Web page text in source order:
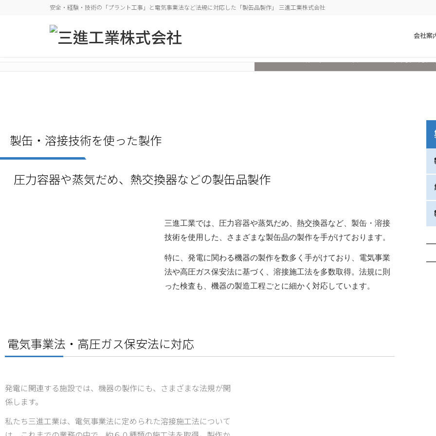
安全・経験・技術の「プラント工事」と電気事業法など法規に対応した「製缶品製作」 三進工業株式会社
会社案
製缶・溶接技術を使った製作
圧力容器や蒸気だめ、熱交換器などの製缶品製作​​
三進工業では、圧力容器や蒸気だめ、熱交換器など、製缶・溶接
技術を使用した、さまざまな製缶品の製作を手がけております。
特に、発電に関わる機器の製作を数多く手がけており、電気事業
法や高圧ガス保安法に基づく、溶接施工法を多数取得。法規に則
った検査も、機器の製造工程ごとに細かく対応しています。
電気事業法・高圧ガス保安法に対応​
発電に関連する施設では、機器の製作にも、さまざまな法規が関
係します。
私たち三進工業は、電気事業法に定められた溶接施工法について